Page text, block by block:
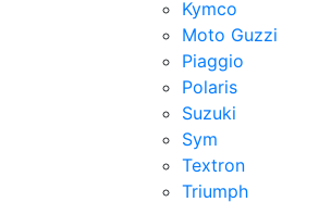
Kymco
Moto Guzzi
Piaggio
Polaris
Suzuki
Sym
Textron
Triumph